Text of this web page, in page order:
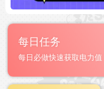
每日任务
每日必做快速获取电力值